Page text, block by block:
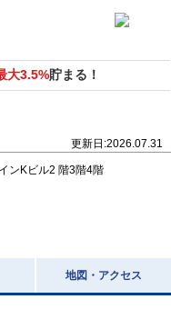
大3.5%貯まる！
更新日:2026.07.31
ンKビル2 階3階4階
地図・アクセス